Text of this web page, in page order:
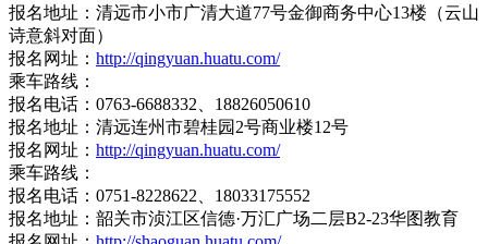
报名地址：清远市小市广清大道77号金御商务中心13楼（云山
诗意斜对面）
报名网址： http://qingyuan.huatu.com/
乘车路线：
报名电话：0763-6688332、18826050610
报名地址：清远连州市碧桂园2号商业楼12号
报名网址： http://qingyuan.huatu.com/
乘车路线：
报名电话：0751-8228622、18033175552
报名地址：韶关市浈江区信德·万汇广场二层B2-23华图教育